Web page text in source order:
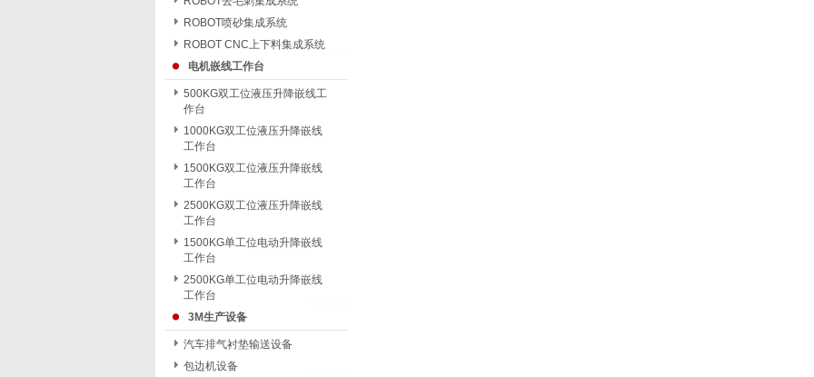
ROBOT喷砂集成系统
ROBOT CNC上下料集成系统
电机嵌线工作台
500KG双工位液压升降嵌线工
作台
1000KG双工位液压升降嵌线
工作台
1500KG双工位液压升降嵌线
工作台
2500KG双工位液压升降嵌线
工作台
1500KG单工位电动升降嵌线
工作台
2500KG单工位电动升降嵌线
工作台
3M生产设备
汽车排气衬垫输送设备
包边机设备